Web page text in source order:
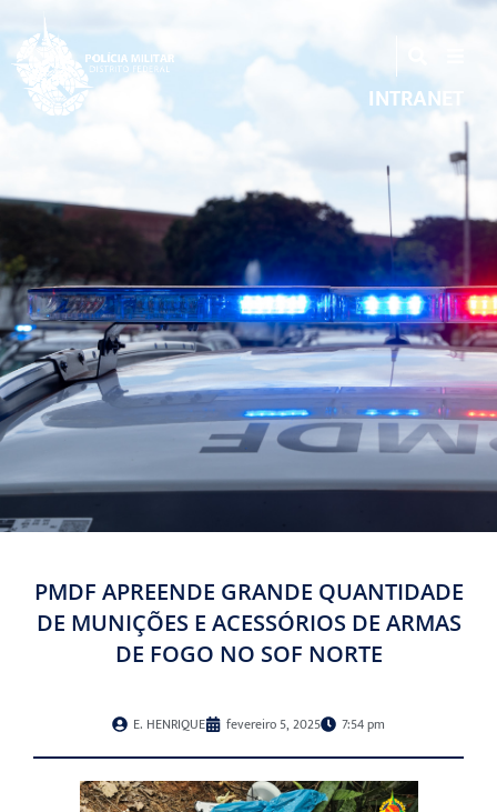
INTRANET
PMDF APREENDE GRANDE QUANTIDADE
DE MUNIÇÕES E ACESSÓRIOS DE ARMAS
DE FOGO NO SOF NORTE
E. HENRIQUE fevereiro 5, 2025 7:54 pm